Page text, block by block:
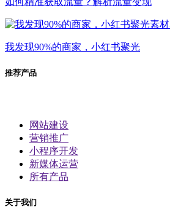
我发现90%的商家，小红书聚光
推荐产品
网站建设
营销推广
小程序开发
新媒体运营
所有产品
关于我们